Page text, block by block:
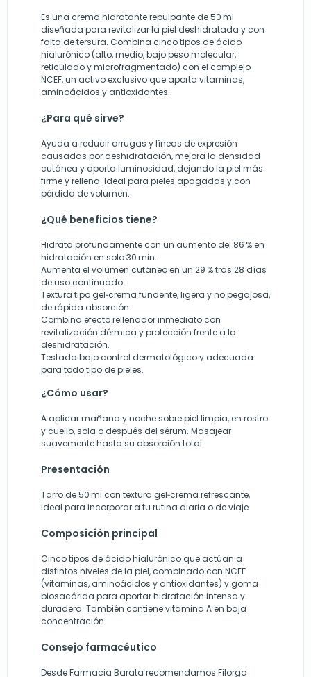
Es una crema hidratante repulpante de 50 ml
diseñada para revitalizar la piel deshidratada y con
falta de tersura. Combina cinco tipos de ácido
hialurónico (alto, medio, bajo peso molecular,
reticulado y microfragmentado) con el complejo
NCEF, un activo exclusivo que aporta vitaminas,
aminoácidos y antioxidantes.
¿Para qué sirve?
Ayuda a reducir arrugas y líneas de expresión
causadas por deshidratación, mejora la densidad
cutánea y aporta luminosidad, dejando la piel más
firme y rellena. Ideal para pieles apagadas y con
pérdida de volumen.
¿Qué beneficios tiene?
Hidrata profundamente con un aumento del 86 % en
hidratación en solo 30 min.
Aumenta el volumen cutáneo en un 29 % tras 28 días
de uso continuado.
Textura tipo gel‑crema fundente, ligera y no pegajosa,
de rápida absorción.
Combina efecto rellenador inmediato con
revitalización dérmica y protección frente a la
deshidratación.
Testada bajo control dermatológico y adecuada
para todo tipo de pieles.
¿Cómo usar?
A aplicar mañana y noche sobre piel limpia, en rostro
y cuello, sola o después del sérum. Masajear
suavemente hasta su absorción total.
Presentación
Tarro de 50 ml con textura gel‑crema refrescante,
ideal para incorporar a tu rutina diaria o de viaje.
Composición principal
Cinco tipos de ácido hialurónico que actúan a
distintos niveles de la piel, combinado con NCEF
(vitaminas, aminoácidos y antioxidantes) y goma
biosacárida para aportar hidratación intensa y
duradera. También contiene vitamina A en baja
concentración.
Consejo farmacéutico
Desde Farmacia Barata recomendamos Filorga